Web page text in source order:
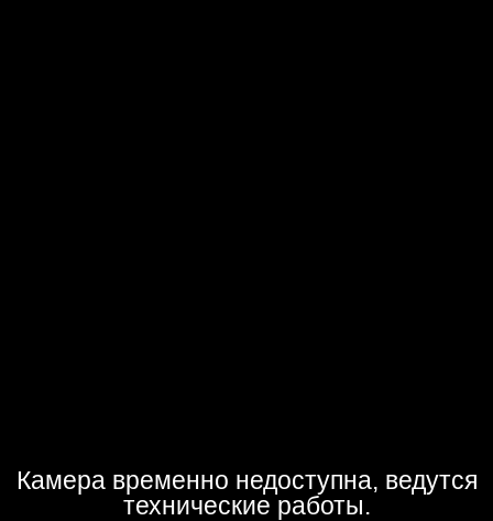
Камера временно недоступна, ведутся
технические работы.